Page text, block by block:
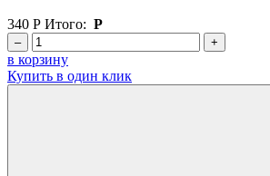
340 Р Итого: Р
– +
в корзину
Купить в один клик